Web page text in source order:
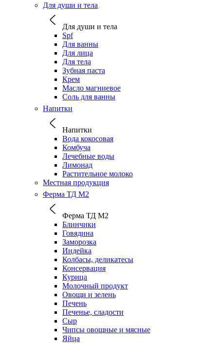
Для души и тела
Для души и тела
Spf
Для ванны
Для лица
Для тела
Зубная паста
Крем
Масло магниевое
Соль для ванны
Напитки
Напитки
Вода кокосовая
Комбуча
Лечебные воды
Лимонад
Растительное молоко
Местная продукция
Ферма ТД М2
Ферма ТД М2
Блинчики
Говядина
Заморозка
Индейка
Колбасы, деликатесы
Консервация
Курица
Молочный продукт
Овощи и зелень
Печень
Печенье, сладости
Сыр
Чипсы овощные и мясные
Яйца